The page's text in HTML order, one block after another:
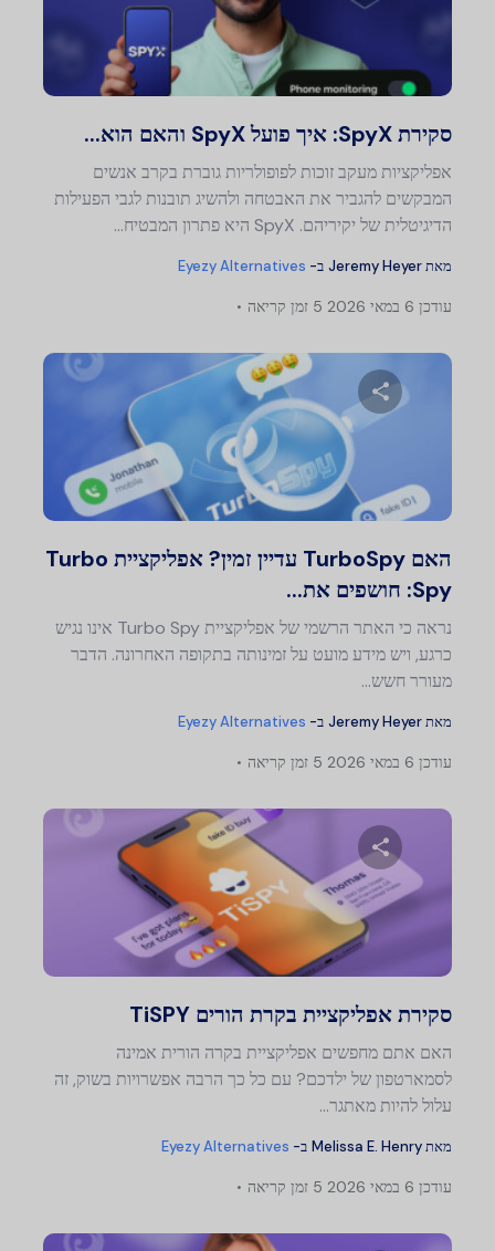
שתף מאמר זה
סקירת SpyX: איך פועל SpyX והאם הוא...
אפליקציות מעקב זוכות לפופולריות גוברת בקרב אנשים
המבקשים להגביר את האבטחה ולהשיג תובנות לגבי הפעילות
הדיגיטלית של יקיריהם. SpyX היא פתרון המבטיח...
מאתJeremy Heyer ב- Eyezy Alternatives
עודכן 5 זמן קריאה
שתף מאמר זה
האם TurboSpy עדיין זמין? אפליקציית Turbo
Spy: חושפים את...
נראה כי האתר הרשמי של אפליקציית Turbo Spy אינו נגיש
כרגע, ויש מידע מועט על זמינותה בתקופה האחרונה. הדבר
מעורר חשש…
מאתJeremy Heyer ב- Eyezy Alternatives
עודכן 5 זמן קריאה
שתף מאמר זה
סקירת אפליקציית בקרת הורים TiSPY
האם אתם מחפשים אפליקציית בקרה הורית אמינה
לסמארטפון של ילדכם? עם כל כך הרבה אפשרויות בשוק, זה
עלול להיות מאתגר…
מאתMelissa E. Henry ב- Eyezy Alternatives
עודכן 5 זמן קריאה